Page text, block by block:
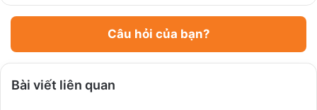
Câu hỏi của bạn?
Bài viết liên quan